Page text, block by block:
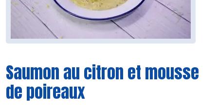
Saumon au citron et mousse
de poireaux